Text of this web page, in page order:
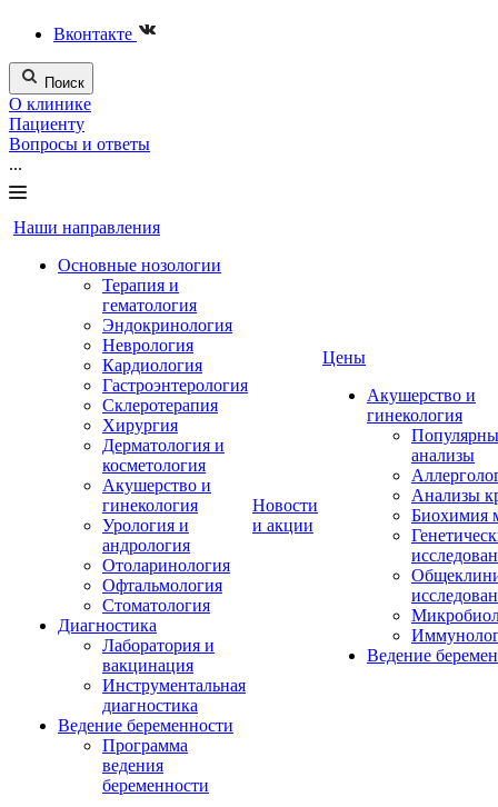
Вконтакте
Поиск
О клинике
Пациенту
Вопросы и ответы
...
Наши направления
Основные нозологии
Терапия и
гематология
Эндокринология
Неврология
Кардиология
Гастроэнтерология
Склеротерапия
Хирургия
Дерматология и
косметология
Акушерство и
гинекология
Урология и
андрология
Отоларинология
Офтальмология
Стоматология
Диагностика
Лаборатория и
вакцинация
Инструментальная
диагностика
Ведение беременности
Программа
ведения
беременности
Новости
и акции
Цены
Акушерство и
гинекология
анализы
Анализы
Биохимия
Ведение